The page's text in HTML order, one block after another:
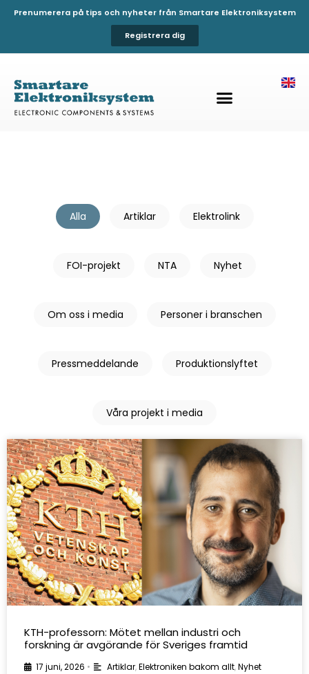
Prenumerera på tips och nyheter från Smartare Elektroniksystem
Registrera dig
Alla Artiklar Elektrolink
FOI-projekt NTA Nyhet
Om oss i media Personer i branschen
Pressmeddelande Produktionslyftet
Våra projekt i media
KTH-professorn: Mötet mellan industri och
forskning är avgörande för Sveriges framtid
17 juni, 2026 • Artiklar,Elektroniken bakom allt,Nyhet